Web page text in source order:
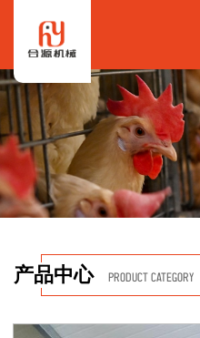
产品中心 PRODUCT CATEGORY